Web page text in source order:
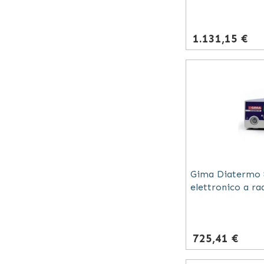
1.131,15 €
Gima
elettronico a
725,41 €